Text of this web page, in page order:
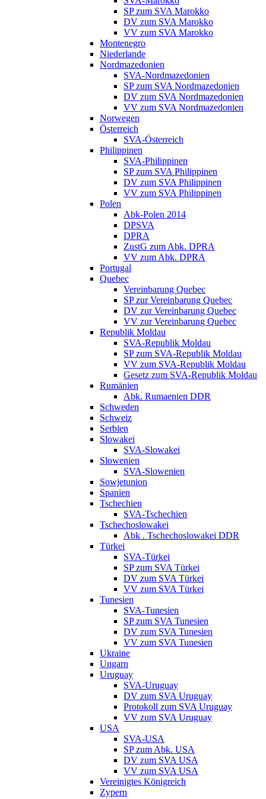
SP zum SVA Marokko
DV zum SVA Marokko
VV zum SVA Marokko
Montenegro
Niederlande
Nordmazedonien
SVA-Nordmazedonien
SP zum SVA Nordmazedonien
DV zum SVA Nordmazedonien
VV zum SVA Nordmazedonien
Norwegen
Österreich
SVA-Österreich
Philippinen
SVA-Philippinen
SP zum SVA Philippinen
DV zum SVA Philippinen
VV zum SVA Philippinen
Polen
Abk-Polen 2014
DPSVA
DPRA
ZustG zum Abk. DPRA
VV zum Abk. DPRA
Portugal
Quebec
Vereinbarung Quebec
SP zur Vereinbarung Quebec
DV zur Vereinbarung Quebec
VV zur Vereinbarung Quebec
Republik Moldau
SVA-Republik Moldau
SP zum SVA-Republik Moldau
VV zum SVA-Republik Moldau
Gesetz zum SVA-Republik Moldau
Rumänien
Abk. Rumaenien DDR
Schweden
Schweiz
Serbien
Slowakei
SVA-Slowakei
Slowenien
SVA-Slowenien
Sowjetunion
Spanien
Tschechien
SVA-Tschechien
Tschechoslowakei
Abk . Tschechoslowakei DDR
Türkei
SVA-Türkei
SP zum SVA Türkei
DV zum SVA Türkei
VV zum SVA Türkei
Tunesien
SVA-Tunesien
SP zum SVA Tunesien
DV zum SVA Tunesien
VV zum SVA Tunesien
Ukraine
Ungarn
Uruguay
SVA-Uruguay
DV zum SVA Uruguay
Protokoll zum SVA Uruguay
VV zum SVA Uruguay
USA
SVA-USA
SP zum Abk. USA
DV zum SVA USA
VV zum SVA USA
Vereinigtes Königreich
Zypern